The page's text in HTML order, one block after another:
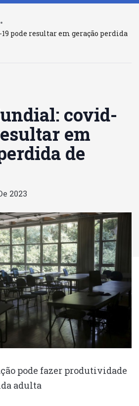
pode resultar em geração perdida
covid-
em
de
2023
pode fazer produtividade
adulta